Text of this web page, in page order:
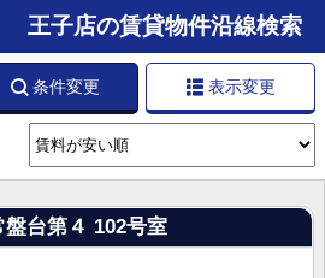
王子店の賃貸物件沿線検索
条件変更 表示変更
台第４ 102号室